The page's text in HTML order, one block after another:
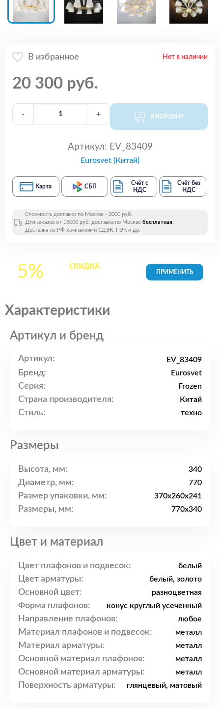
В избранное Нет в наличии
20 300 руб.
- + В КОРЗИНУ
Артикул: EV_83409
Eurosvet (Китай)
Карта СБП
Счёт с
НДС
Счёт без
НДС
Стоимость доставки по Москве - 2000 руб.
Для заказов от 15000 руб. доставка по Москве бесплатная.
Доставка по РФ компаниями СДЭК, ПЭК и др.
5% СКИДКАна все
Характеристики
Артикул и бренд
Артикул: EV_83409
Бренд: Eurosvet
Серия: Frozen
Страна производителя: Китай
Стиль: техно
Размеры
Высота, мм: 340
Диаметр, мм: 770
Размер упаковки, мм: 370x260x241
Размеры, мм: 770x340
Цвет и материал
Цвет плафонов и подвесок: белый
Цвет арматуры: белый, золото
Основной цвет: разноцветная
Форма плафонов: конус круглый усеченный
Направление плафонов: любое
Материал плафонов и подвесок: металл
Материал арматуры: металл
Основной материал плафонов: металл
Основной материал арматуры: металл
Поверхность арматуры: глянцевый, матовый